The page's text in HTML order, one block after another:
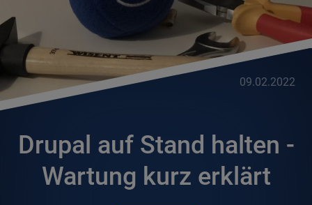
09.02.2022
Drupal auf Stand halten -
Wartung kurz erklärt